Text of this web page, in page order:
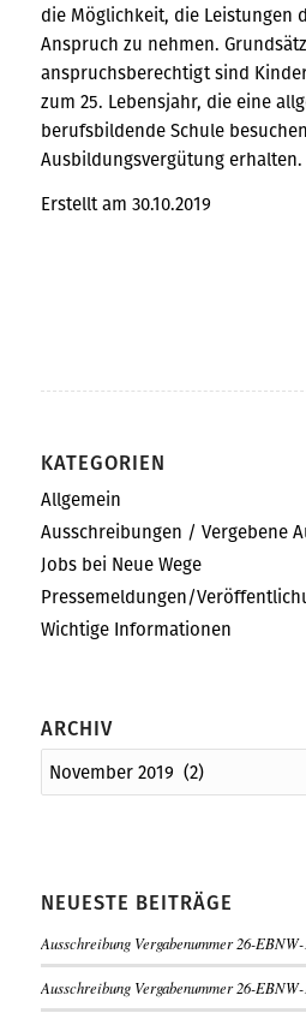
die Möglichkeit, die Leistungen
Anspruch zu nehmen.
anspruchsberechtigt sind
zum 25. Lebensjahr, die eine
berufsbildende Schule
Ausbildungsvergütung erhalten.
Erstellt am 30.10.2019
KATEGORIEN
Allgemein
Ausschreibungen / Vergebene
Jobs bei Neue Wege
Pressemeldungen/
Wichtige Informationen
ARCHIV
NEUESTE BEITRÄGE
Ausschreibung Vergabenummer 26-EBNW-
Ausschreibung Vergabenummer 26-EBNW-